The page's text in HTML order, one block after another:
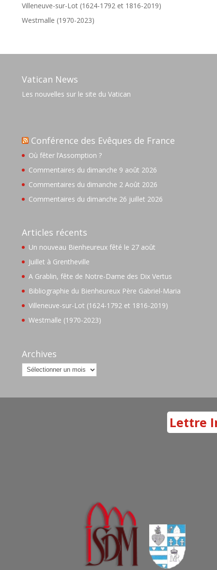
Villeneuve-sur-Lot (1624-1792 et 1816-2019)
Westmalle (1970-2023)
Vatican News
Les nouvelles sur le site du Vatican
Conférence des Evêques de France
Où fêter l’Assomption ?
Commentaires du dimanche 9 août 2026
Commentaires du dimanche 2 Août 2026
Commentaires du dimanche 26 juillet 2026
Articles récents
Un nouveau Bienheureux fêté le 27 août
Juillet à Grentheville
A Grablin, fête de Notre-Dame des Dix Vertus
Bibliographie du Bienheureux Père Gabriel-Maria
Villeneuve-sur-Lot (1624-1792 et 1816-2019)
Westmalle (1970-2023)
Archives
Archives
Lettre